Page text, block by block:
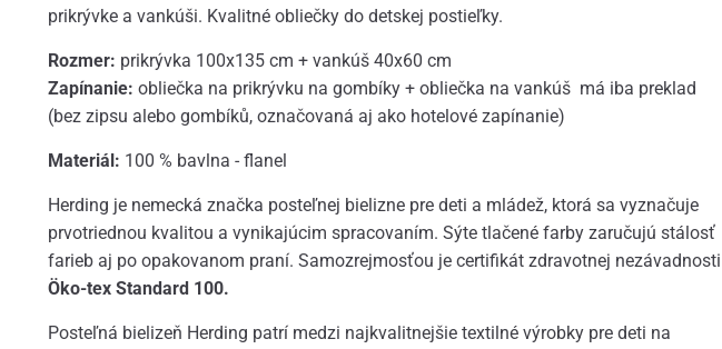
prikrývke a vankúši. Kvalitné obliečky do detskej postieľky.
Rozmer: prikrývka 100x135 cm + vankúš 40x60 cm
Zapínanie: obliečka na prikrývku na gombíky + obliečka na vankúš má iba preklad
(bez zipsu alebo gombíků, označovaná aj ako hotelové zapínanie)
Materiál: 100 % bavlna - flanel
Herding je nemecká značka posteľnej bielizne pre deti a mládež, ktorá sa vyznačuje
prvotriednou kvalitou a vynikajúcim spracovaním. Sýte tlačené farby zaručujú stálosť
farieb aj po opakovanom praní. Samozrejmosťou je certifikát zdravotnej nezávadnosti
Öko-tex Standard 100.
Posteľná bielizeň Herding patrí medzi najkvalitnejšie textilné výrobky pre deti na